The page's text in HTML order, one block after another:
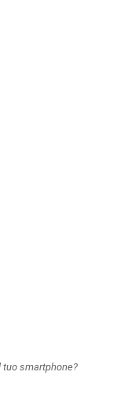
smartphone?